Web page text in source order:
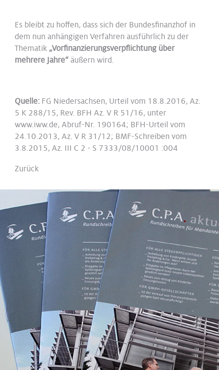
Es bleibt zu hoffen, dass sich der Bundesfinanzhof in
dem nun anhängigen Verfahren ausführlich zu der
Thematik „Vorfinanzierungsverpflichtung über
mehrere Jahre“ äußern wird.
Quelle: FG Niedersachsen, Urteil vom 18.8.2016, Az.
5 K 288/15, Rev. BFH Az. V R 51/16, unter
www.iww.de, Abruf-Nr. 190164; BFH-Urteil vom
24.10.2013, Az. V R 31/12; BMF-Schreiben vom
3.8.2015, Az. III C 2 - S 7333/08/10001 :004
Zurück